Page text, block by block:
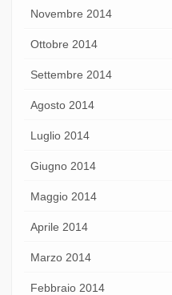
Novembre 2014
Ottobre 2014
Settembre 2014
Agosto 2014
Luglio 2014
Giugno 2014
Maggio 2014
Aprile 2014
Marzo 2014
Febbraio 2014